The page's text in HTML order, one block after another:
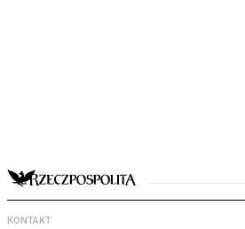
KONTAKT